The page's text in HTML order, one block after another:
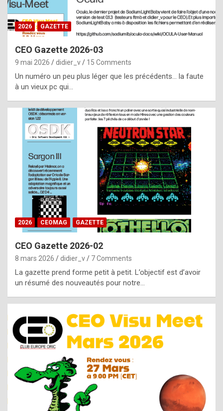
a
s
i
e
f
o
m
m
a
y
b
e
b
y
g
e
n
u
i
n
e
R
o
2026 GAZETTE
CEO Gazette 2026-03
9 mai 2026 didier_v 15 Comments
Un numéro un peu plus léger que les précédents… la faute
à un vieux pc qui…
2026 CEOMAG GAZETTE
CEO Gazette 2026-02
8 mars 2026 didier_v 7 Comments
La gazette prend forme petit à petit. L’objectif est d’avoir
un résumé des nouveautés pour notre…